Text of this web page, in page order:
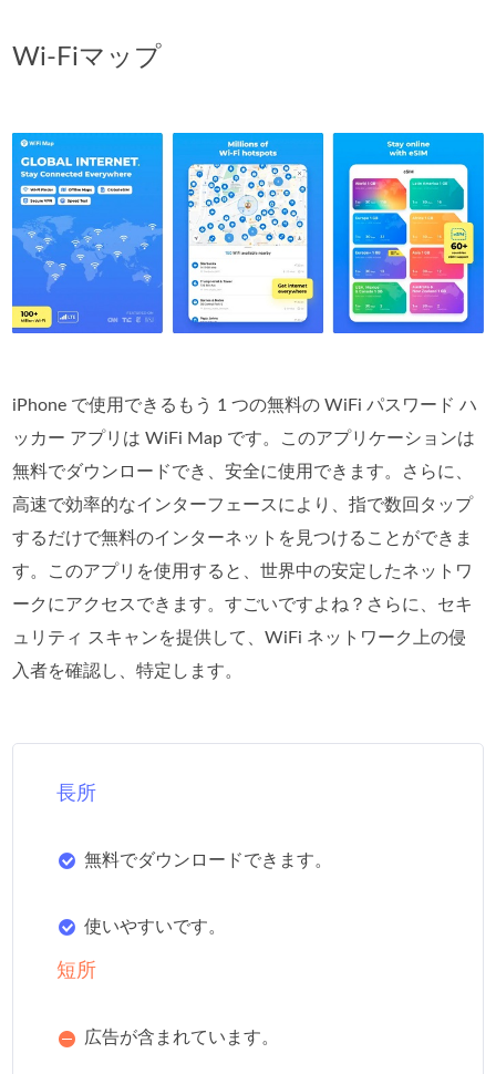
Wi-Fiマップ
iPhone で使用できるもう 1 つの無料の WiFi パスワード ハ
ッカー アプリは WiFi Map です。このアプリケーションは
無料でダウンロードでき、安全に使用できます。さらに、
高速で効率的なインターフェースにより、指で数回タップ
するだけで無料のインターネットを見つけることができま
す。このアプリを使用すると、世界中の安定したネットワ
ークにアクセスできます。すごいですよね？さらに、セキ
ュリティ スキャンを提供して、WiFi ネットワーク上の侵
入者を確認し、特定します。
長所
無料でダウンロードできます。
使いやすいです。
短所
広告が含まれています。